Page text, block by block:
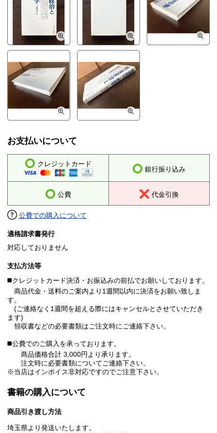
お支払いについて
クレジットカード
銀行振り込み
公費 代金引換
公費での購入について
適格請求書発行
対応しておりません
支払方法等
◼️クレジットカード決済・お振込みの前払でお願いしております。
商品代金・送料のご案内より1週間以内に決済をお願い致しま
す。
(ご連絡なく1週間を超える際にはキャンセルとさせていただき
ます)
領収書などの必要書類はご注文時にご連絡下さい。
◼️公費でのご購入を承っております。
商品価格合計 3,000円より承ります。
注文時に必要書類についてご連絡下さい。
※当店はインボイス非対応ですのでご注意下さい。
書籍の購入について
商品引き渡し方法
埼玉県より発送いたします。